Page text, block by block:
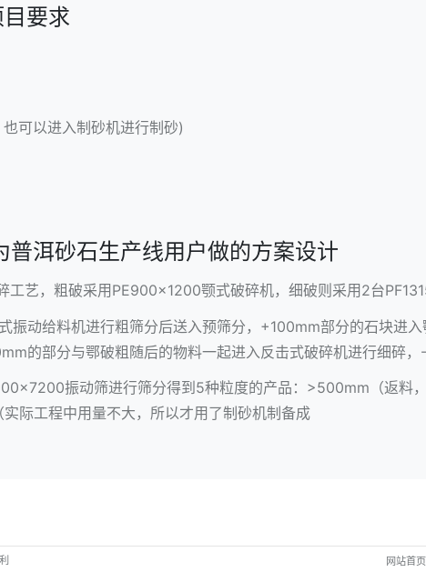
要求
可以进入制砂机进行制砂)
普洱砂石生产线用户做的方案设计
工艺，粗破采用PE900×1200颚式破碎机，细破则采用2台
振动给料机进行粗筛分后送入预筛分，+100mm部分的石块进入
的部分与鄂破粗随后的物料一起进入 反击式破碎机进行细碎
振动筛进行筛分得到5种粒度的产品：>500mm（返料
际工程中用量不大，所以才用了制砂机制备成
网站首页